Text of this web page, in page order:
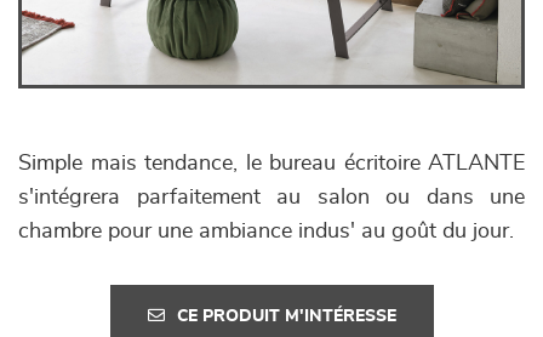
Simple mais tendance, le bureau écritoire ATLANTE
s'intégrera parfaitement au salon ou dans une
chambre pour une ambiance indus' au goût du jour.
CE PRODUIT M'INTÉRESSE